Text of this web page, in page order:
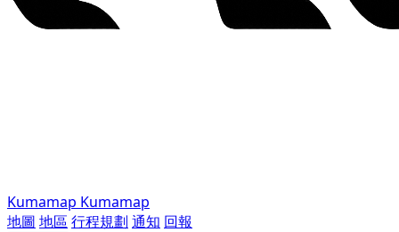
Kumamap Kumamap
地圖 地區 行程規劃 通知 回報